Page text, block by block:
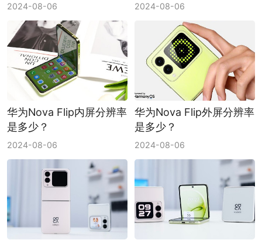
2024-08-06 2024-08-06
华为Nova Flip内屏分辨率
是多少？
2024-08-06
华为Nova Flip外屏分辨率
是多少？
2024-08-06